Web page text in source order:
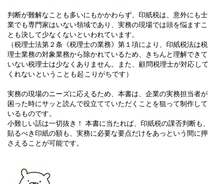
判断が難解なことも多いにもかかわらず、印紙税は、意外にも士
業でも専門家はいない領域であり、実務の現場では頭を悩ますこ
とも決して少なくないといわれています。
（税理士法第２条《税理士の業務》第１項により、印紙税法は税
理士業務の対象業務から除かれているため、きちんと理解できて
いない税理士は少なくありません。 また、顧問税理士が対応して
くれないということも起こりがちです）
実務の現場のニーズに応えるため、本書は、企業の実務担当者が
困った時にサッと読んで役立てていただくことを狙って制作して
いるものです。
小難しい話は一切抜き！ 本書に当たれば、印紙税の課否判断も、
貼るべき印紙の額も、実務に必要な要点だけをあっという間に押
さえることが可能です。